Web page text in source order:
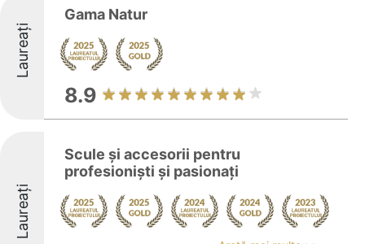
Laureați
Gama Natur
8.9
Laureați
Scule şi accesorii pentru
profesionişti şi pasionaţi